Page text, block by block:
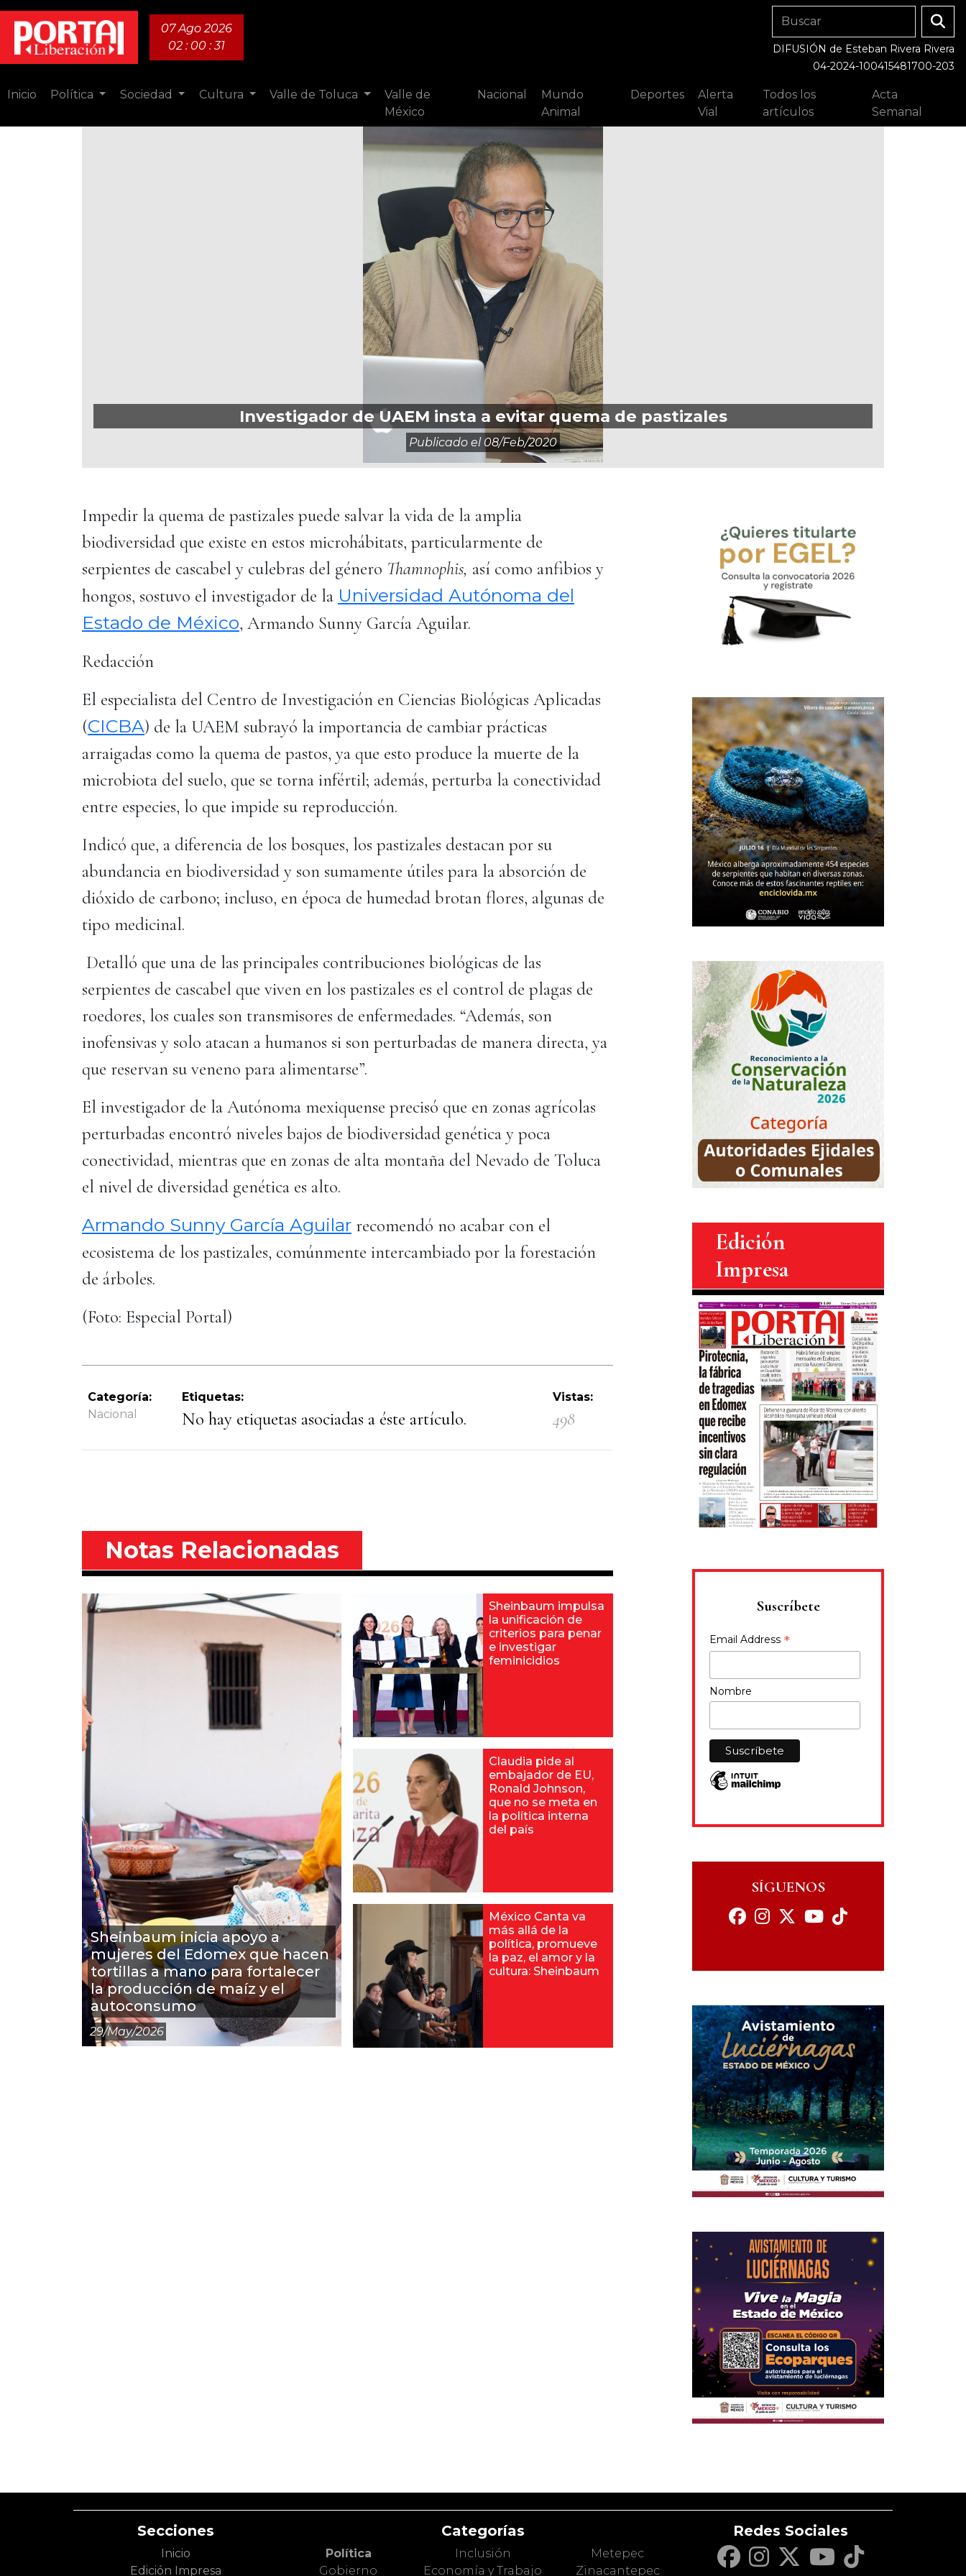
07 Ago 2026
02 : 00 : 32
DIFUSIÓN de Esteban Rivera Rivera
04-2024-100415481700-203
Inicio Política Sociedad Cultura Valle de Toluca
Valle de
México
Nacional
Mundo
Animal
Deportes
Alerta
Vial
Todos los
artículos
Acta
Semanal
Investigador de UAEM insta a evitar quema de pastizales
Publicado el 08/feb/2020
Impedir la quema de pastizales puede salvar la vida de la amplia
biodiversidad que existe en estos microhábitats, particularmente de
serpientes de cascabel y culebras del género Thamnophis, así como anfibios y
hongos, sostuvo el investigador de la Universidad Autónoma del
Estado de México, Armando Sunny García Aguilar.
Redacción
El especialista del Centro de Investigación en Ciencias Biológicas Aplicadas
(CICBA) de la UAEM subrayó la importancia de cambiar prácticas
arraigadas como la quema de pastos, ya que esto produce la muerte de la
microbiota del suelo, que se torna infértil; además, perturba la conectividad
entre especies, lo que impide su reproducción.
Indicó que, a diferencia de los bosques, los pastizales destacan por su
abundancia en biodiversidad y son sumamente útiles para la absorción de
dióxido de carbono; incluso, en época de humedad brotan flores, algunas de
tipo medicinal.
Detalló que una de las principales contribuciones biológicas de las
serpientes de cascabel que viven en los pastizales es el control de plagas de
roedores, los cuales son transmisores de enfermedades. “Además, son
inofensivas y solo atacan a humanos si son perturbadas de manera directa, ya
que reservan su veneno para alimentarse”.
El investigador de la Autónoma mexiquense precisó que en zonas agrícolas
perturbadas encontró niveles bajos de biodiversidad genética y poca
conectividad, mientras que en zonas de alta montaña del Nevado de Toluca
el nivel de diversidad genética es alto.
Armando Sunny García Aguilar recomendó no acabar con el
ecosistema de los pastizales, comúnmente intercambiado por la forestación
de árboles.
(Foto: Especial Portal)
Categoría:
Nacional
Etiquetas:
No hay etiquetas asociadas a éste artículo.
Vistas:
498
Notas Relacionadas
Sheinbaum inicia apoyo a
mujeres del Edomex que hacen
tortillas a mano para fortalecer
la producción de maíz y el
autoconsumo
29/may/2026
Sheinbaum impulsa
la unificación de
criterios para penar
e investigar
feminicidios
Claudia pide al
embajador de EU,
Ronald Johnson,
que no se meta en
la política interna
del país
México Canta va
más allá de la
política, promueve
la paz, el amor y la
cultura: Sheinbaum
Edición
Impresa
Suscríbete
Email Address *
Nombre
SÍGUENOS
Secciones
Inicio
Edición Impresa
Categorías
Política
Gobierno
Inclusión
Economía y Trabajo
Metepec
Zinacantepec
Redes Sociales